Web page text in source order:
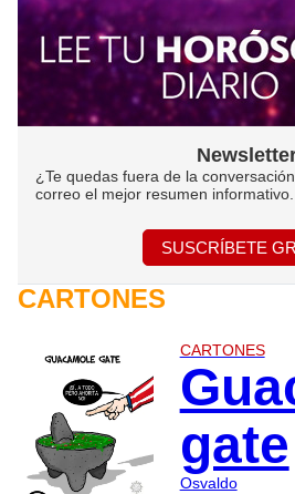
¿Te quedas fuera de la
correo el mejor resumen informativo.
SUSCRÍBETE
CARTONES
CARTONES
gate
Osvaldo